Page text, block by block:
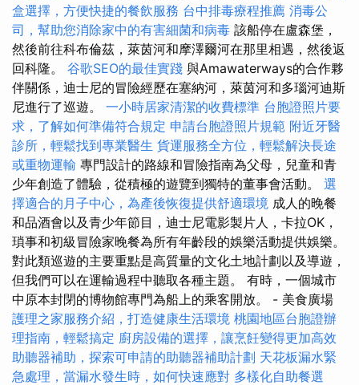
盒選擇，方便快捷的餐飲服務 台中排毒療程推薦 消毒公
司，幫助您消除家中的有害細菌和病毒 該船停在盧森堡，
然後前往科布倫茲，萊茵河和摩澤爾河在那里相遇，然後返
回科隆。 谷歌SEO的最佳實踐 與Amawaterways的合作夥
伴關係，迪士尼的冒險經歷在塞納河，萊茵河和多瑙河迪斯
尼進行了巡遊。 一小時居家清潔的收費標準 台胞證照片要
求，了解如何準備符合規定 申請台胞證照片規範 附近牙醫
診所，輕鬆找到專業醫生 貨運服務全方位，輕鬆解決長途
或重物運輸 專門設計的路線和冒險指南為父母，兒童和青
少年創造了體驗，從積極的遊覽到獨特的董事會活動。 選
擇適合的月子中心，為產後恢復提供舒適環境 成人的晚餐
和品酒會以及青少年節目，迪士尼電影製片人，卡拉OK，
瑣事和初級冒險家晚餐為所有年齡段的娛樂活動提供娛樂。
對此類巡遊的主要重點是高質量的文化土地計劃以及導遊，
但我們可以在運輸過程中聽取各種主題。 有時，一個城市
中原本封閉的博物館專門為船上的乘客開放。 - 美食廣場
護理之家服務介紹，打造健康生活環境 桃園地區台胞證辦
理指南，輕鬆搞定 廚房設備的選擇，讓烹飪變得更加高效
助聽器補助，探索可申請的助聽器補助計劃 天花板漏水緊
急處理，當漏水發生時，如何快速應對 多樣化自助餐選